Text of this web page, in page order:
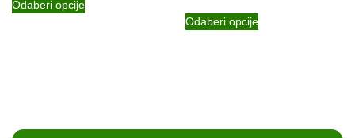
Odaberi opcije
Odaberi opcije